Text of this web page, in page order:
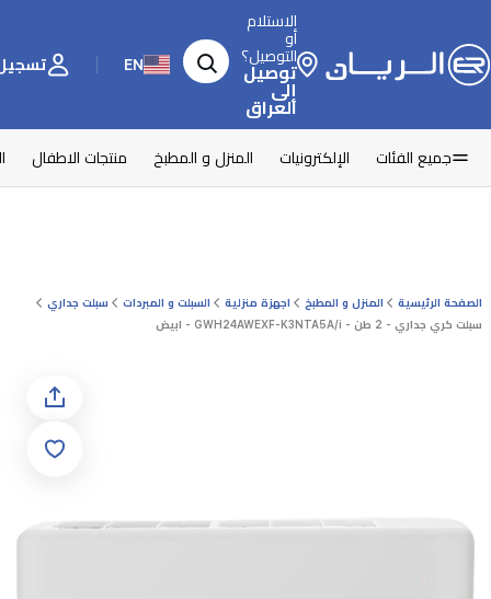
الاستلام
أو
التوصيل؟
توصيل
إلى
العراق
EN تسجيل
جميع الفئات الإلكترونيات المنزل و المطبخ منتجات الاطفال
الصفحة الرئيسية المنزل و المطبخ اجهزة منزلية السبلت و المبردات
سبلت جداري
سبلت كري جداري - 2 طن - GWH24AWEXF-K3NTA5A/i - ابيض